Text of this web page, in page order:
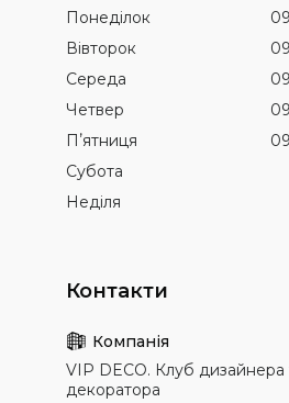
Понеділок
Вівторок
Середа
Четвер
Пʼятниця
Субота
Неділя
VIP DECO. Клуб дизайнера
декоратора